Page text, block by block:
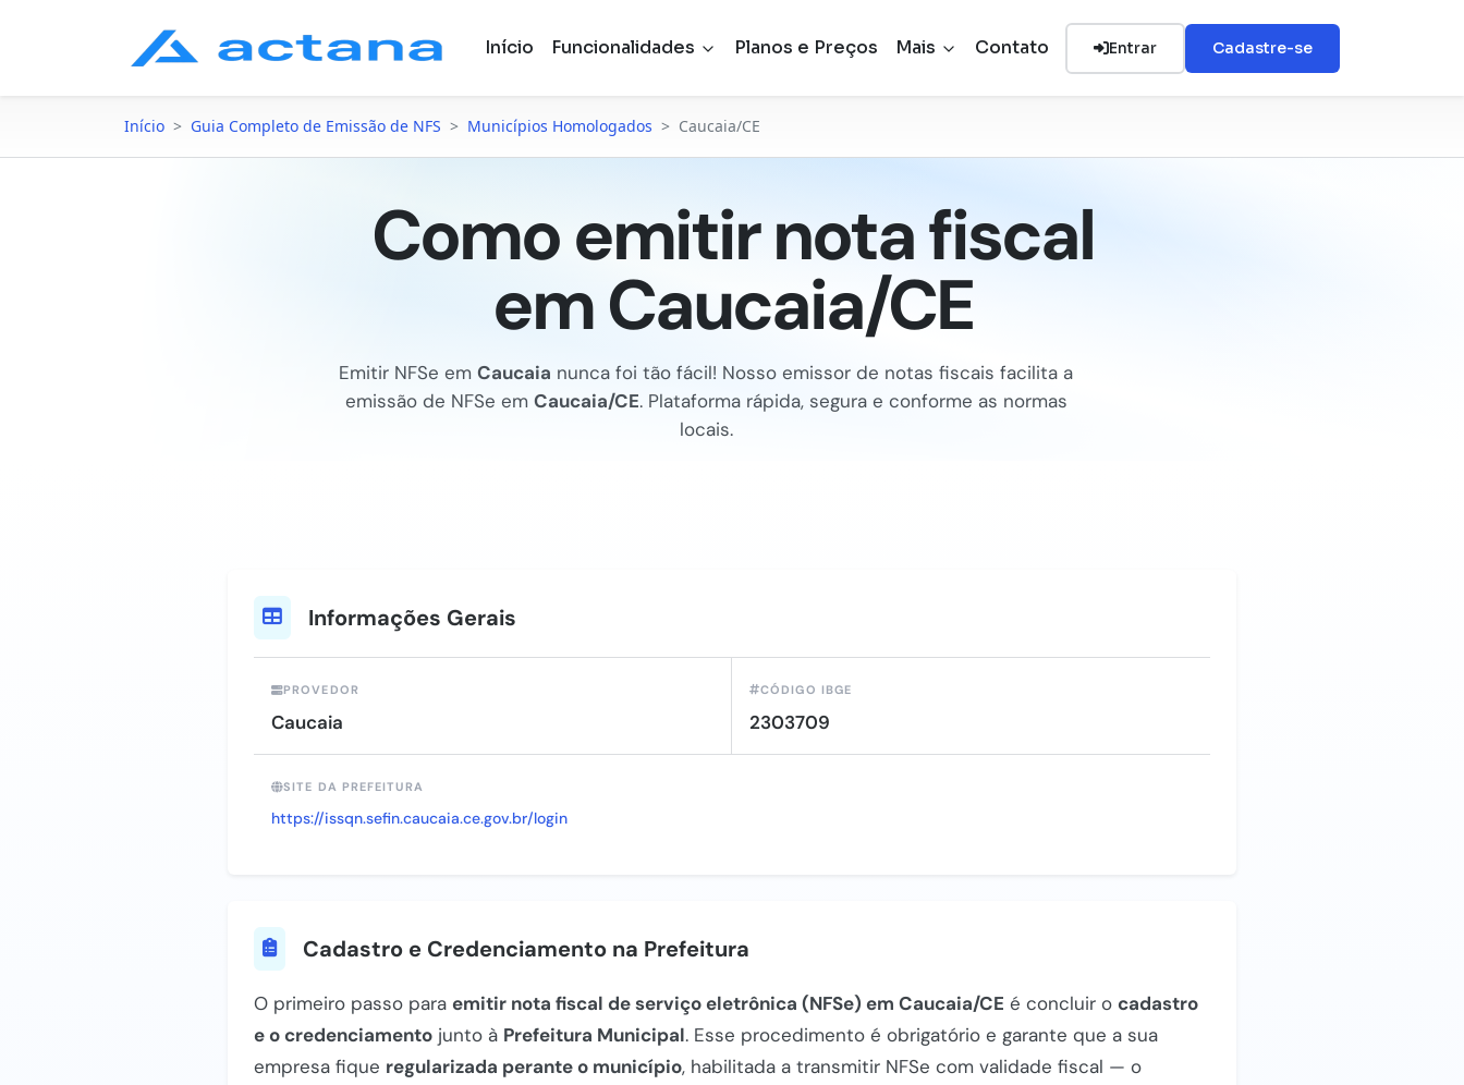
Início Funcionalidades Planos e Preços Mais Contato Entrar Cadastre-se
Início > Guia Completo de Emissão de NFS > Municípios Homologados > Caucaia/CE
Como emitir nota fiscal
em Caucaia/CE
Emitir NFSe em Caucaia nunca foi tão fácil! Nosso emissor de notas fiscais facilita a
emissão de NFSe em Caucaia/CE. Plataforma rápida, segura e conforme as normas
locais.
Informações Gerais
PROVEDOR
Caucaia
CÓDIGO IBGE
2303709
SITE DA PREFEITURA
https://issqn.sefin.caucaia.ce.gov.br/login
Cadastro e Credenciamento na Prefeitura
O primeiro passo para emitir nota fiscal de serviço eletrônica (NFSe) em Caucaia/CE é concluir o cadastro
e o credenciamento junto à Prefeitura Municipal. Esse procedimento é obrigatório e garante que a sua
empresa fique regularizada perante o município, habilitada a transmitir NFSe com validade fiscal — o